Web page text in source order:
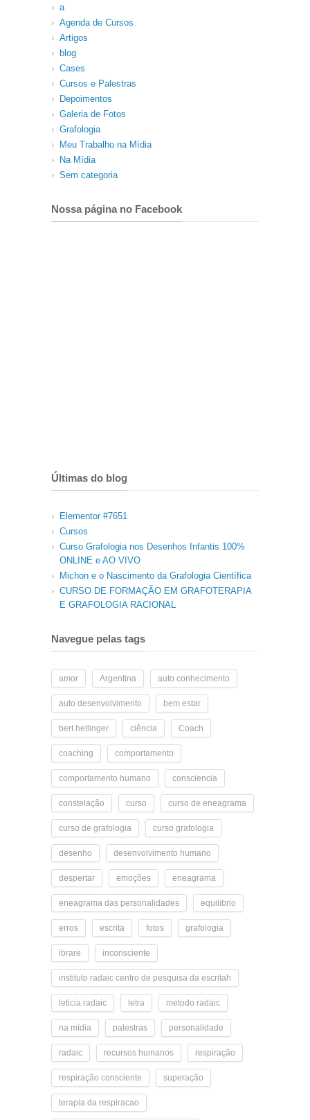
a
Agenda de Cursos
Artigos
blog
Cases
Cursos e Palestras
Depoimentos
Galeria de Fotos
Grafologia
Meu Trabalho na Mídia
Na Mídia
Sem categoria
Nossa página no Facebook
Últimas do blog
Elementor #7651
Cursos
Curso Grafologia nos Desenhos Infantis 100%
ONLINE e AO VIVO
Michon e o Nascimento da Grafologia Científica
CURSO DE FORMAÇÃO EM GRAFOTERAPIA
E GRAFOLOGIA RACIONAL
Navegue pelas tags
amor Argentina auto conhecimento
auto desenvolvimento bem estar
bert hellinger ciência Coach
coaching comportamento
comportamento humano consciencia
constelação curso curso de eneagrama
curso de grafologia curso grafologia
desenho desenvolvimento humano
despertar emoções eneagrama
eneagrama das personalidades equilibrio
erros escrita fotos grafologia
ibrare inconsciente
instituto radaic centro de pesquisa da escritah
leticia radaic letra metodo radaic
na mídia palestras personalidade
radaic recursos humanos respiração
respiração consciente superação
terapia da respiracao